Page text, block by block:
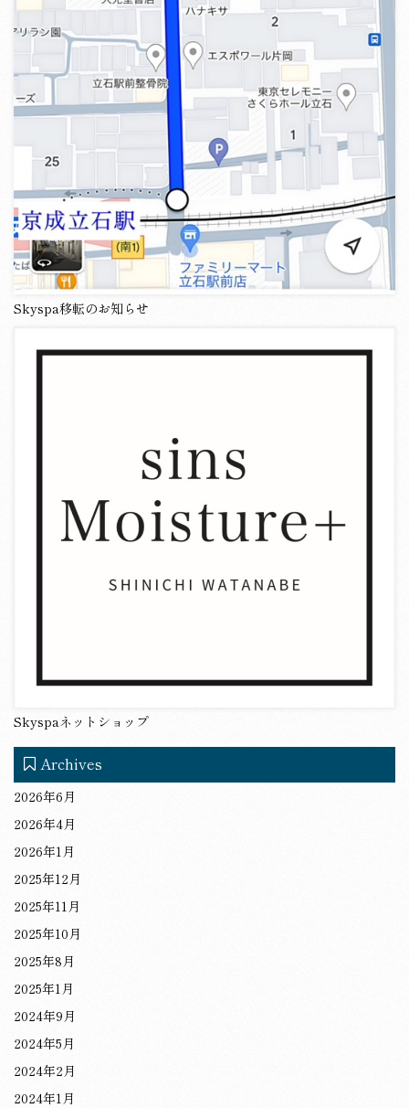
Skyspa移転のお知らせ
Skyspaネットショップ
Archives
2026年6月
2026年4月
2026年1月
2025年12月
2025年11月
2025年10月
2025年8月
2025年1月
2024年9月
2024年5月
2024年2月
2024年1月